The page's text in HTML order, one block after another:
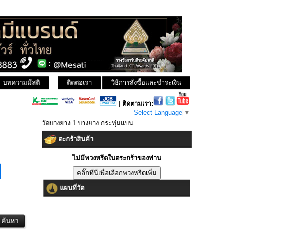
บทความมีสติ วิธีการสั่งซื้อและชำระเงิน
ติดต่อเรา
ติดตามเรา:
Select Language ▼
วัดบางยาง 1 บางยาง กระทุ่มแบน
ตะกร้าสินค้า
ไม่มีพวงหรีดในตระกร้าของท่าน
แผนที่วัด